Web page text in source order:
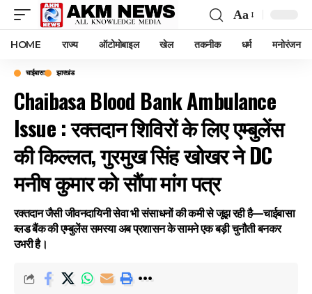
Font
Aa
HOME राज्य ऑटोमोबाइल खेल तकनीक धर्म मनोरंजन
चाईबासा झारखंड
Chaibasa Blood Bank Ambulance
Issue : रक्तदान शिविरों के लिए एम्बुलेंस
की किल्लत, गुरमुख सिंह खोखर ने DC
मनीष कुमार को सौंपा मांग पत्र
रक्तदान जैसी जीवनदायिनी सेवा भी संसाधनों की कमी से जूझ रही है—चाईबासा
ब्लड बैंक की एम्बुलेंस समस्या अब प्रशासन के सामने एक बड़ी चुनौती बनकर
उभरी है।